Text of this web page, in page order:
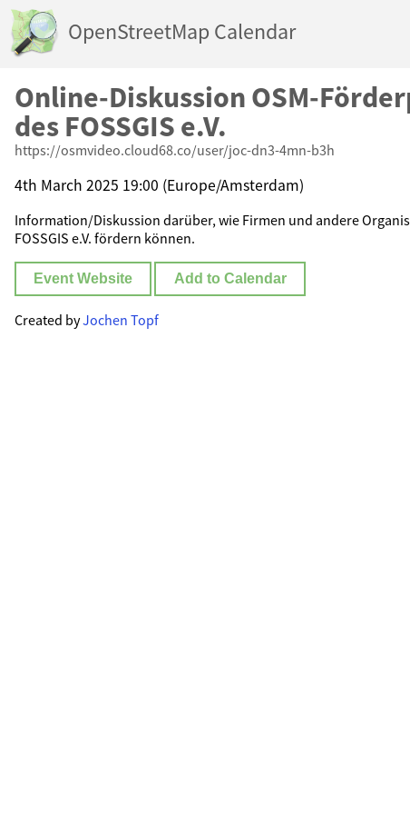
OpenStreetMap Calendar
Online-Diskussion OSM-
des FOSSGIS e.V.
https://osmvideo.cloud68.co/user/joc-dn3-4mn-b3h
4th March 2025 19:00 (Europe/Amsterdam)
Information/Diskussion darüber, wie Firmen und andere
FOSSGIS e.V. fördern können.
Event Website Add to Calendar
Created byJochen Topf